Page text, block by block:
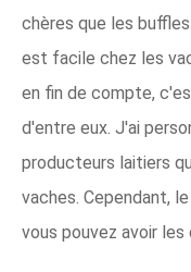
chères que les
est facile chez les
en fin de compte,
d'entre eux. J'ai
producteurs laitiers
vaches. Cependant,
vous pouvez avoir